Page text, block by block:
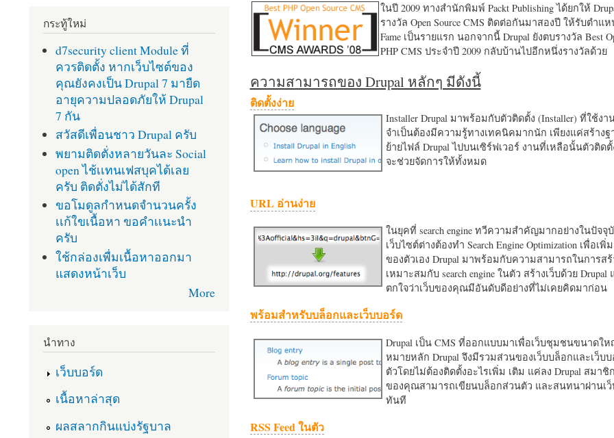
ในปี 2009 ทางสำนักพิมพ์ Packt Publishing ได้ยกให้
รางวัล Open Source CMS ติดต่อกันมาสองปี ให้รับตำแ
Fame เป็นรายแรก นอกจากนี้ Drupal ยังตบรางวัล Best
PHP CMS ประจำปี 2009 กลับบ้านไปอีกหนึ่งรางวัลด้วย
ความสามารถของ Drupal หลักๆ มีดังนี้
ติดตั้งง่าย
Installer Drupal มาพร้อมกับตัวติดตั้ง (Installer) ที่ใช้งา
จำเป็นต้องมีความรู้ทางเทคนิคมากนัก เพียงแค่สร้าง
ย้ายไฟล์ Drupal ไปบนเซิร์ฟเวอร์ งานที่เหลือนั้นตัวติดตั้
จะช่วยจัดการให้ทั้งหมด
URL อ่านง่าย
ในยุคที่ search engine ทวีความสำคัญมากอย่างในปัจจุ
เว็บไซต์ต่างต้องทำ Search Engine Optimization เพื่อเ
ของตัวเอง Drupal มาพร้อมกับความสามารถในการสร้
เหมาะสมกับ search engine ในตัว สร้างเว็บด้วย
ตกใจว่าเว็บของคุณมีอันดับดีอย่างที่ไม่เคยคิดมาก่อน
พร้อมสำหรับบล็อกและเว็บบอร์ด
Drupal เป็น CMS ที่ออกแบบมาเพื่อเว็บชุมชนขนาดให
หมายหลัก Drupal จึงมีรวมส่วนของเว็บบล็อกและเว็บ
ตัวโดยไม่ต้องติดตั้งอะไรเพิ่ม เติม แค่ลง Drupal สมาชิ
ของคุณสามารถเขียนบล็อกส่วนตัว และสนทนาผ่านเว็
ทันที
RSS Feed ในตัว
กระทู้ใหม่
d7security client Module ที่
ควรติดตั้ง หากเว็บไซต์ของ
คุณยังคงเป็น Drupal 7 มายืด
อายุความปลอดภัยให้ Drupal
7 กัน
สวัสดีเพื่อนชาว Drupal ครับ
พยามติดตั่งหลายวันละ Social
open ไช้เเทนเฟสบุคได้เลย
ครับ ติดตั่งไม่ได้สักที
ขอโมดูลกำหนดจำนวนครั้ง
เเก้ใขเนื้อหา ขอคำเเนะนำ
ครับ
ใช้กล่องเพื่มเนื้อหาออกมา
แสดงหน้าเว็บ
More
นำทาง
เว็บบอร์ด
เนื้อหาล่าสุด
ผลสลากกินแบ่งรัฐบาล